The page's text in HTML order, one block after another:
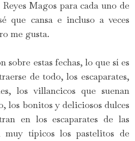
Magos para cada uno de
que cansa e incluso a veces
me gusta.
sobre estas fechas, lo que sí es
de todo, los escaparates,
los villancicos que suenan
los bonitos y deliciosos dulces
en los escaparates de las
muy típicos los pastelitos de